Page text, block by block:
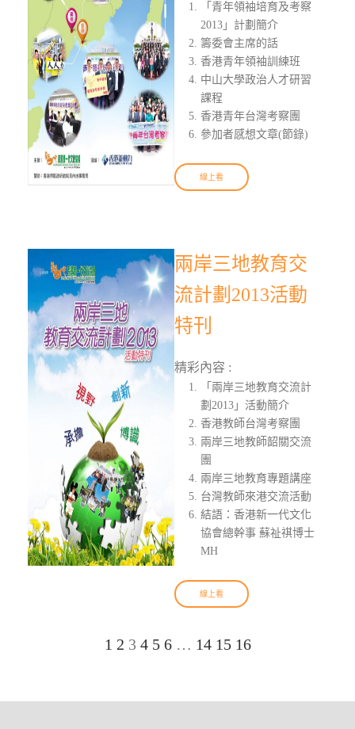
「青年領袖培育及考察
2013」計劃簡介
籌委會主席的話
香港青年領袖訓練班
中山大學政治人才研習
課程
香港青年台灣考察團
參加者感想文章(節錄)
線上看
兩岸三地教育交
流計劃2013活動
特刊
精彩內容 :
「兩岸三地教育交流計
劃2013」活動簡介
香港教師台灣考察團
兩岸三地教師韶關交流
團
兩岸三地教育專題講座
台灣教師來港交流活動
結語：香港新一代文化
協會總幹事 蘇祉祺博士
MH
線上看
1 2 3 4 5 6 … 14 15 16